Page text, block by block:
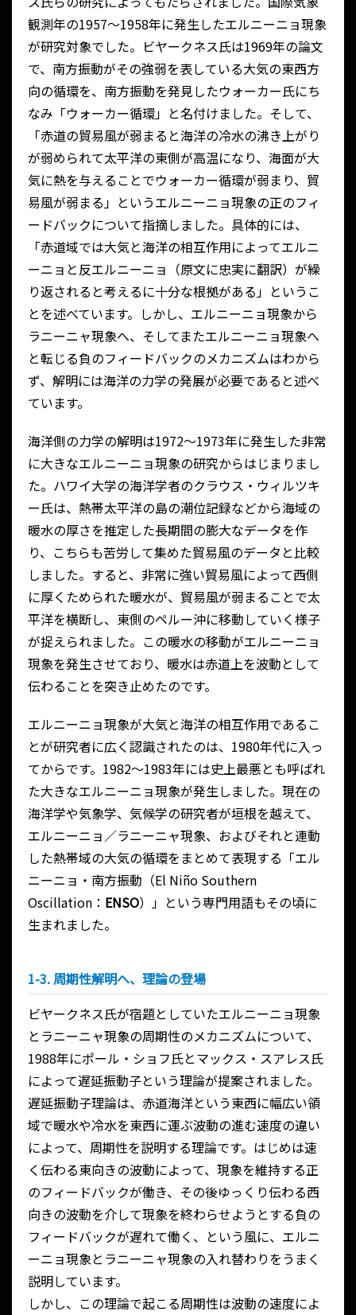
観測年の1957～1958年に発生したエルニーニョ現象
が研究対象でした。ビヤークネス氏は1969年の論文
で、南方振動がその強弱を表している大気の東西方
向の循環を、南方振動を発見したウォーカー氏にち
なみ「ウォーカー循環」と名付けました。そして、
「赤道の貿易風が弱まると海洋の冷水の沸き上がり
が弱められて太平洋の東側が高温になり、海面が大
気に熱を与えることでウォーカー循環が弱まり、貿
易風が弱まる」というエルニーニョ現象の正のフィ
ードバックについて指摘しました。具体的には、
「赤道域では大気と海洋の相互作用によってエルニ
ーニョと反エルニーニョ（原文に忠実に翻訳）が繰
り返されると考えるに十分な根拠がある」というこ
とを述べています。しかし、エルニーニョ現象から
ラニーニャ現象へ、そしてまたエルニーニョ現象へ
と転じる負のフィードバックのメカニズムはわから
ず、解明には海洋の力学の発展が必要であると述べ
ています。
海洋側の力学の解明は1972～1973年に発生した非常
に大きなエルニーニョ現象の研究からはじまりまし
た。ハワイ大学の海洋学者のクラウス・ウィルツキ
ー氏は、熱帯太平洋の島の潮位記録などから海域の
暖水の厚さを推定した長期間の膨大なデータを作
り、こちらも苦労して集めた貿易風のデータと比較
しました。すると、非常に強い貿易風によって西側
に厚くためられた暖水が、貿易風が弱まることで太
平洋を横断し、東側のペルー沖に移動していく様子
が捉えられました。この暖水の移動がエルニーニョ
現象を発生させており、暖水は赤道上を波動として
伝わることを突き止めたのです。
エルニーニョ現象が大気と海洋の相互作用であるこ
とが研究者に広く認識されたのは、1980年代に入っ
てからです。1982～1983年には史上最悪とも呼ばれ
た大きなエルニーニョ現象が発生しました。現在の
海洋学や気象学、気候学の研究者が垣根を越えて、
エルニーニョ／ラニーニャ現象、およびそれと連動
した熱帯域の大気の循環をまとめて表現する「エル
ニーニョ・南方振動（El Niño Southern
Oscillation： ENSO）」という専門用語もその頃に
生まれました。
1-3. 周期性解明へ、理論の登場
ビヤークネス氏が宿題としていたエルニーニョ現象
とラニーニャ現象の周期性のメカニズムについて、
1988年にポール・ショフ氏とマックス・スアレス氏
によって遅延振動子という理論が提案されました。
遅延振動子理論は、赤道海洋という東西に幅広い領
域で暖水や冷水を東西に運ぶ波動の進む速度の違い
によって、周期性を説明する理論です。はじめは速
く伝わる東向きの波動によって、現象を維持する正
のフィードバックが働き、その後ゆっくり伝わる西
向きの波動を介して現象を終わらせようとする負の
フィードバックが遅れて働く、という風に、エルニ
ーニョ現象とラニーニャ現象の入れ替わりをうまく
説明しています。
しかし、この理論で起こる周期性は波動の速度によ